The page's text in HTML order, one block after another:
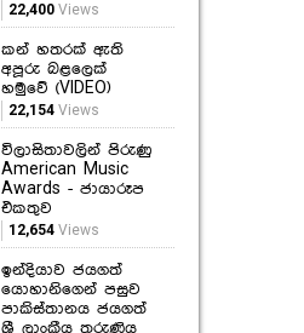
22,400Views
කන් හතරක් ඇති
අපූරු බළලෙක්
හමුවේ (VIDEO)
22,154Views
විලාසිතාවලින් පිරුණු
American Music
Awards - ජායාරූප
එකතුව
12,654Views
ඉන්දියාව ජයගත්
යොහානිගෙන් පසුව
පාකිස්තානය ජයගත්
ශ්‍රී ලාංකීය තරුණිය